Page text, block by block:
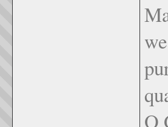
O